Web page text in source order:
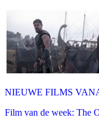
NIEUWE FILMS
Film van de week: The